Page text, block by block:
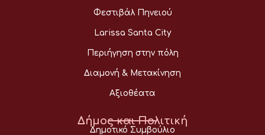
Φεστιβάλ Πηνειού
Larissa Santa City
Περιήγηση στην πόλη
Διαμονή & Μετακίνηση
Αξιοθέατα
Δήμος και Πολιτική
Δημοτικό Συμβούλιο